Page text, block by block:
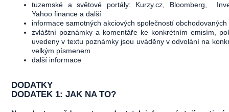
tuzemské a světové portály: Kurzy.cz, Bloomberg,
Yahoo finance a další
informace samotných akciových společností obchodovaných
zvláštní poznámky a komentáře ke konkrétním emisím,
uvedeny v textu poznámky jsou uváděny v odvolání na
velkým písmenem
další informace
DODATKY
DODATEK 1: JAK NA TO?